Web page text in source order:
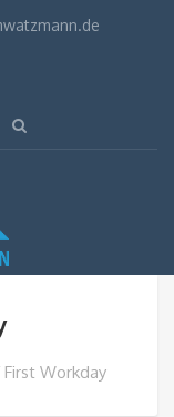
First Workday